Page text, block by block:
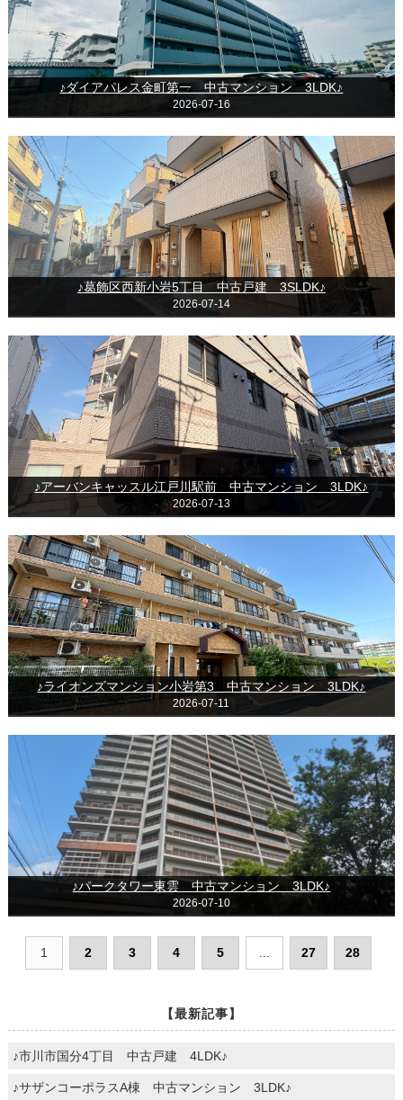
♪ダイアパレス金町第一 中古マンション 3LDK♪
2026-07-16
♪葛飾区西新小岩5丁目 中古戸建 3SLDK♪
2026-07-14
♪アーバンキャッスル江戸川駅前 中古マンション 3LDK♪
2026-07-13
♪ライオンズマンション小岩第3 中古マンション 3LDK♪
2026-07-11
♪パークタワー東雲 中古マンション 3LDK♪
2026-07-10
1 2 3 4 5 27 28
【最新記事】
♪市川市国分4丁目 中古戸建 4LDK♪
♪サザンコーポラスA棟 中古マンション 3LDK♪